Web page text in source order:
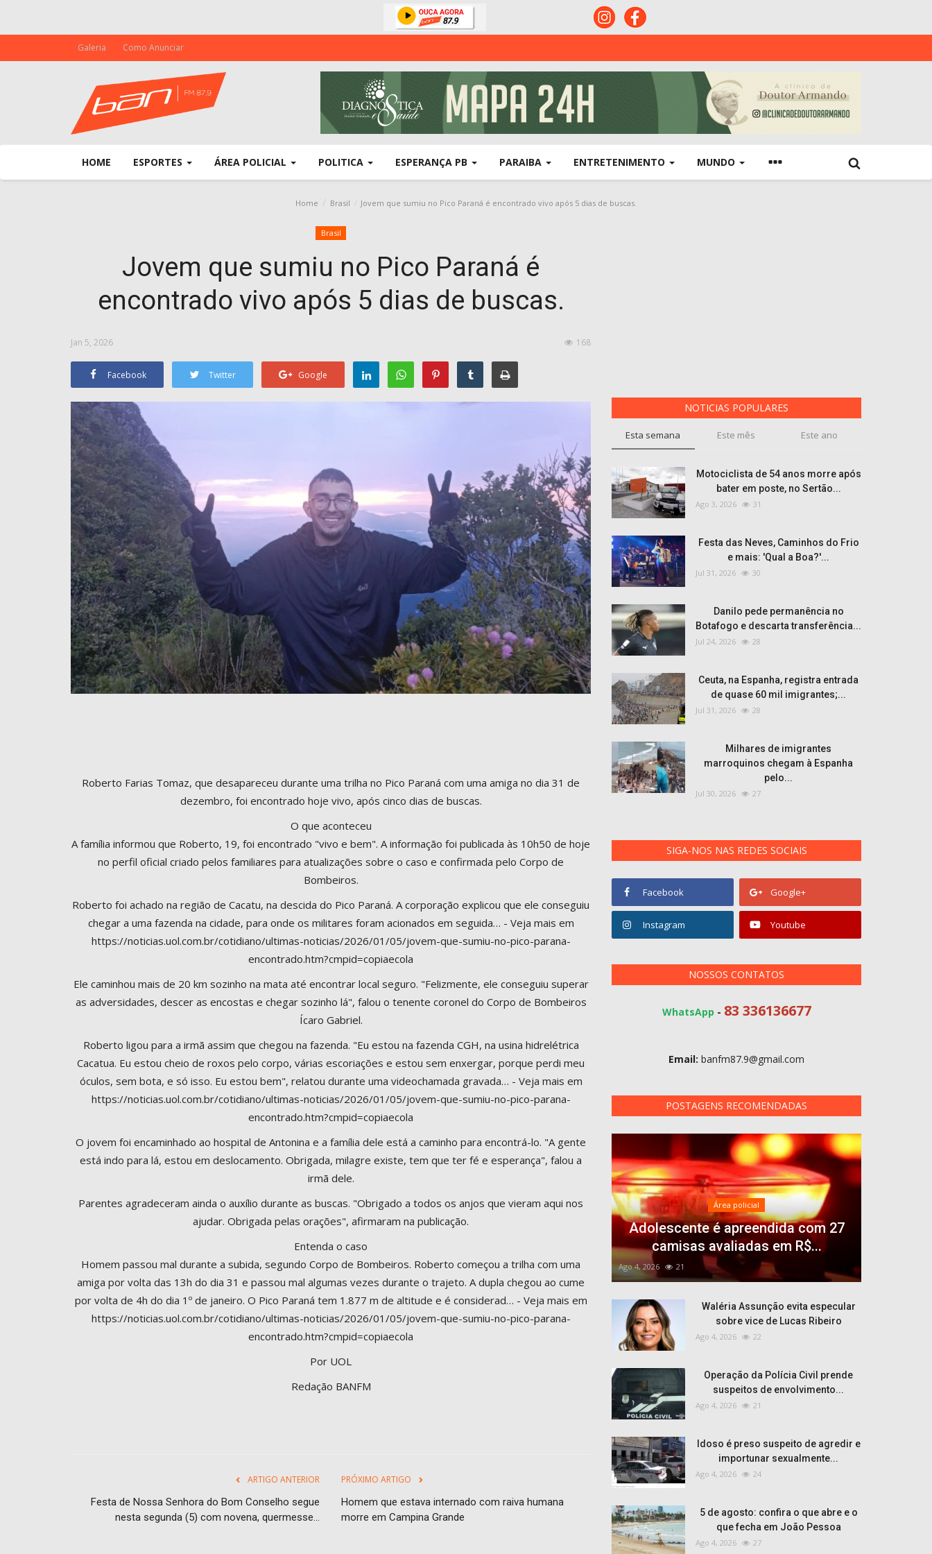
Galeria Como Anunciar
HOME ESPORTES ÁREA POLICIAL POLITICA ESPERANÇA PB PARAIBA ENTRETENIMENTO MUNDO
Home Brasil Jovem que sumiu no Pico Paraná é encontrado vivo após 5 dias de buscas.
Brasil
Jovem que sumiu no Pico Paraná é
encontrado vivo após 5 dias de buscas.
Jan 5, 2026 168
Facebook Twitter Google
Roberto Farias Tomaz, que desapareceu durante uma trilha no Pico Paraná com uma amiga no dia 31 de
dezembro, foi encontrado hoje vivo, após cinco dias de buscas.
O que aconteceu
A família informou que Roberto, 19, foi encontrado "vivo e bem". A informação foi publicada às 10h50 de hoje
no perfil oficial criado pelos familiares para atualizações sobre o caso e confirmada pelo Corpo de
Bombeiros.
Roberto foi achado na região de Cacatu, na descida do Pico Paraná. A corporação explicou que ele conseguiu
chegar a uma fazenda na cidade, para onde os militares foram acionados em seguida… - Veja mais em
https://noticias.uol.com.br/cotidiano/ultimas-noticias/2026/01/05/jovem-que-sumiu-no-pico-parana-
encontrado.htm?cmpid=copiaecola
Ele caminhou mais de 20 km sozinho na mata até encontrar local seguro. "Felizmente, ele conseguiu superar
as adversidades, descer as encostas e chegar sozinho lá", falou o tenente coronel do Corpo de Bombeiros
Ícaro Gabriel.
Roberto ligou para a irmã assim que chegou na fazenda. "Eu estou na fazenda CGH, na usina hidrelétrica
Cacatua. Eu estou cheio de roxos pelo corpo, várias escoriações e estou sem enxergar, porque perdi meu
óculos, sem bota, e só isso. Eu estou bem", relatou durante uma videochamada gravada… - Veja mais em
https://noticias.uol.com.br/cotidiano/ultimas-noticias/2026/01/05/jovem-que-sumiu-no-pico-parana-
encontrado.htm?cmpid=copiaecola
O jovem foi encaminhado ao hospital de Antonina e a família dele está a caminho para encontrá-lo. "A gente
está indo para lá, estou em deslocamento. Obrigada, milagre existe, tem que ter fé e esperança", falou a
irmã dele.
Parentes agradeceram ainda o auxílio durante as buscas. "Obrigado a todos os anjos que vieram aqui nos
ajudar. Obrigada pelas orações", afirmaram na publicação.
Entenda o caso
Homem passou mal durante a subida, segundo Corpo de Bombeiros. Roberto começou a trilha com uma
amiga por volta das 13h do dia 31 e passou mal algumas vezes durante o trajeto. A dupla chegou ao cume
por volta de 4h do dia 1º de janeiro. O Pico Paraná tem 1.877 m de altitude e é considerad… - Veja mais em
https://noticias.uol.com.br/cotidiano/ultimas-noticias/2026/01/05/jovem-que-sumiu-no-pico-parana-
encontrado.htm?cmpid=copiaecola
Por UOL
Redação BANFM
ARTIGO ANTERIOR
Festa de Nossa Senhora do Bom Conselho segue
nesta segunda (5) com novena, quermesse...
PRÓXIMO ARTIGO
Homem que estava internado com raiva humana
morre em Campina Grande
NOTICIAS POPULARES
Esta semana Este mês Este ano
Motociclista de 54 anos morre após
bater em poste, no Sertão...
Ago 3, 2026 31
Festa das Neves, Caminhos do Frio
e mais: 'Qual a Boa?'...
Jul 31, 2026 30
Danilo pede permanência no
Botafogo e descarta transferência...
Jul 24, 2026 28
Ceuta, na Espanha, registra entrada
de quase 60 mil imigrantes;...
Jul 31, 2026 28
Milhares de imigrantes
marroquinos chegam à Espanha
pelo...
Jul 30, 2026 27
SIGA-NOS NAS REDES SOCIAIS
Facebook Google+
Instagram Youtube
NOSSOS CONTATOS
WhatsApp - 83 336136677
Email: banfm87.9@gmail.com
POSTAGENS RECOMENDADAS
Área policial
Adolescente é apreendida com 27
camisas avaliadas em R$...
Ago 4, 2026 21
Waléria Assunção evita especular
sobre vice de Lucas Ribeiro
Ago 4, 2026 22
Operação da Polícia Civil prende
suspeitos de envolvimento...
Ago 4, 2026 21
Idoso é preso suspeito de agredir e
importunar sexualmente...
Ago 4, 2026 24
5 de agosto: confira o que abre e o
que fecha em João Pessoa
Ago 4, 2026 27